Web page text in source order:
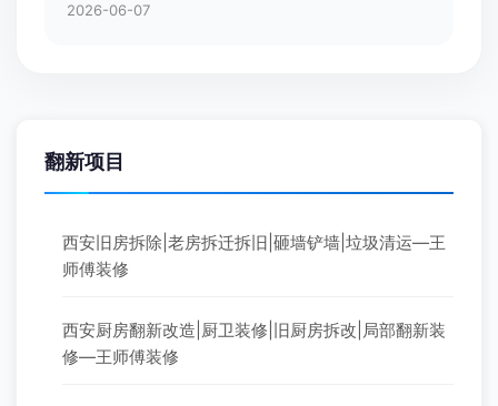
2026-06-07
翻新项目
西安旧房拆除|老房拆迁拆旧|砸墙铲墙|垃圾清运—王
师傅装修
西安厨房翻新改造|厨卫装修|旧厨房拆改|局部翻新装
修—王师傅装修